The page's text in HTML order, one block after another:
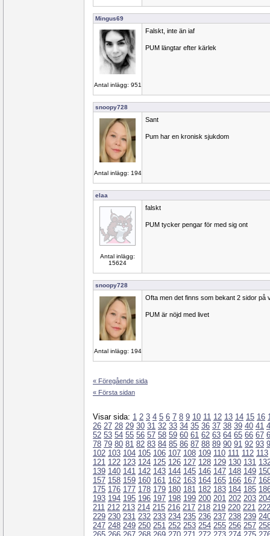
Mingus69
Antal inlägg: 951
Falskt, inte än iaf
PUM längtar efter kärlek
snoopy728
Antal inlägg: 194
Sant
Pum har en kronisk sjukdom
elaa
Antal inlägg:
15624
falskt
PUM tycker pengar för med sig ont
snoopy728
Antal inlägg: 194
Ofta men det finns som bekant 2 sidor på
PUM är nöjd med livet
« Föregående sida
« Första sidan
Visar sida: 1 2 3 4 5 6 7 8 9 10 11 12 13 14 15 16
26 27 28 29 30 31 32 33 34 35 36 37 38 39 40 41
52 53 54 55 56 57 58 59 60 61 62 63 64 65 66 67
78 79 80 81 82 83 84 85 86 87 88 89 90 91 92 93
102 103 104 105 106 107 108 109 110 111 112 113
121 122 123 124 125 126 127 128 129 130 131
139 140 141 142 143 144 145 146 147 148 149
157 158 159 160 161 162 163 164 165 166 167
175 176 177 178 179 180 181 182 183 184 185
193 194 195 196 197 198 199 200 201 202 203
211 212 213 214 215 216 217 218 219 220 221 222
229 230 231 232 233 234 235 236 237 238 239
247 248 249 250 251 252 253 254 255 256 257